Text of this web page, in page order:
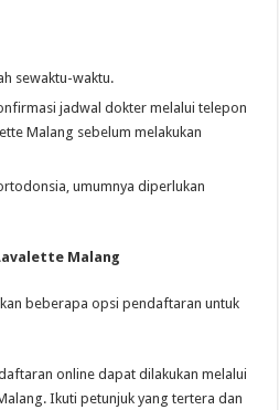
sewaktu-waktu.
jadwal dokter melalui telepon
Malang sebelum melakukan
umumnya diperlukan
Malang
beberapa opsi pendaftaran untuk
online dapat dilakukan melalui
Ikuti petunjuk yang tertera dan